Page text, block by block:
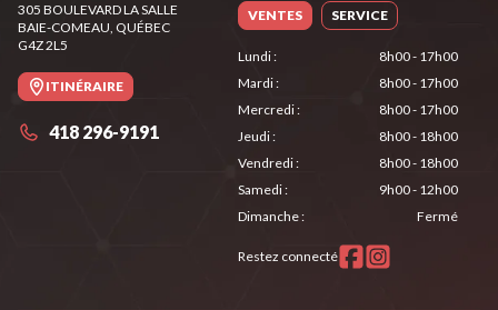
305 BOULEVARD LA SALLE
BAIE-COMEAU, QUÉBEC
G4Z 2L5
ITINÉRAIRE
418 296-9191
VENTES SERVICE
Lundi:
8h00 - 17h00
Mardi:
8h00 - 17h00
Mercredi:
8h00 - 17h00
Jeudi:
8h00 - 18h00
Vendredi:
8h00 - 18h00
Samedi:
9h00 - 12h00
Dimanche: Fermé
Restez connecté